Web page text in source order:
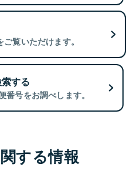
覧いただけます。
する
号をお調べします。
する情報